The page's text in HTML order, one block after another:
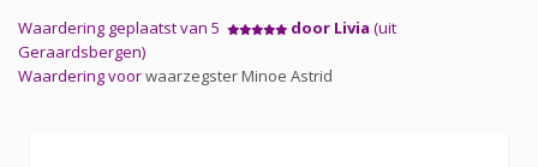
Waardering geplaatst van 5 door Livia (uit
Geraardsbergen)
Waardering voorwaarzegster Minoe Astrid